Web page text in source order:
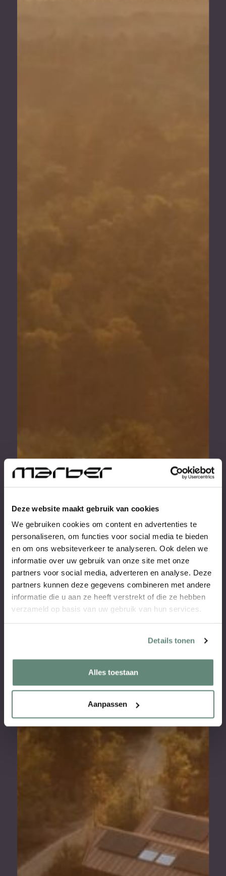
Deze website maakt gebruik van cookies
We gebruiken cookies om content en advertenties te
personaliseren, om functies voor social media te bieden
en om ons websiteverkeer te analyseren. Ook delen we
informatie over uw gebruik van onze site met onze
partners voor social media, adverteren en analyse. Deze
partners kunnen deze gegevens combineren met andere
informatie die u aan ze heeft verstrekt of die ze hebben
verzameld op basis van uw gebruik van hun services.
Details tonen
Alles toestaan
Aanpassen